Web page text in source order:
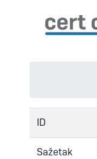
ID
Sažetak